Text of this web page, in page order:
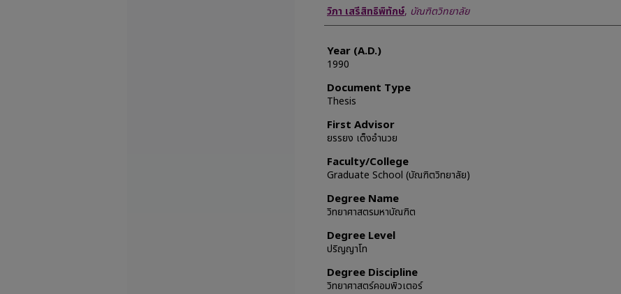
Author
วิภา เสรีสิทธิพิทักษ์, บัณฑิตวิทยาลัย
Year (A.D.)
1990
Document Type
Thesis
First Advisor
ยรรยง เต็งอำนวย
Faculty/College
Graduate School (บัณฑิตวิทยาลัย)
Degree Name
วิทยาศาสตรมหาบัณฑิต
Degree Level
ปริญญาโท
Degree Discipline
วิทยาศาสตร์คอมพิวเตอร์